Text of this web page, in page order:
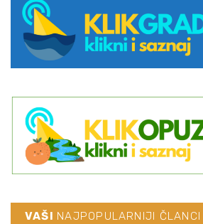
VAŠI NAJPOPULARNIJI ČLANCI